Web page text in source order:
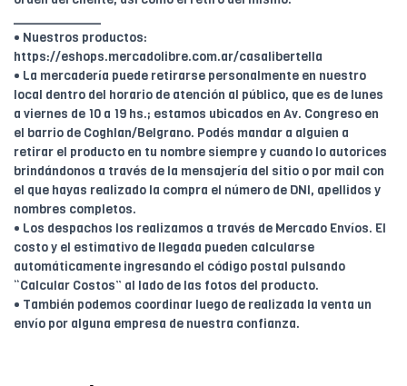
____________
• Nuestros productos:
https://eshops.mercadolibre.com.ar/casalibertella
• La mercadería puede retirarse personalmente en nuestro
local dentro del horario de atención al público, que es de lunes
a viernes de 10 a 19 hs.; estamos ubicados en Av. Congreso en
el barrio de Coghlan/Belgrano. Podés mandar a alguien a
retirar el producto en tu nombre siempre y cuando lo autorices
brindándonos a través de la mensajería del sitio o por mail con
el que hayas realizado la compra el número de DNI, apellidos y
nombres completos.
• Los despachos los realizamos a través de Mercado Envíos. El
costo y el estimativo de llegada pueden calcularse
automáticamente ingresando el código postal pulsando
“Calcular Costos” al lado de las fotos del producto.
• También podemos coordinar luego de realizada la venta un
envío por alguna empresa de nuestra confianza.